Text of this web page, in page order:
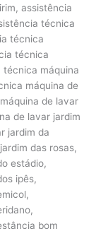
assistência
técnica
técnica
técnica
técnica máquina
máquina de
de lavar
de lavar jardim
jardim da
das rosas,
estádio,
ipês,
bom